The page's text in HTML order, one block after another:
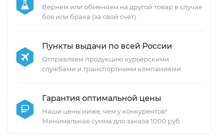
Вернем или обменяем на другой товар в случае
боя или брака (за свой счет).
Пункты выдачи по всей России
Отправляем продукцию курьерскими
службами и транспортными компаниями.
Гарантия оптимальной цены
Наши цены ниже, чем у конкурентов!
Минимальная сумма для заказа 1000 руб.